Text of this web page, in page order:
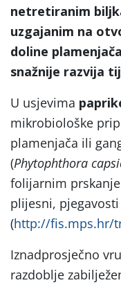
netretiranim
uzgajanim na
doline
snažnije razvija
U usjevima
mikrobiološke
plamenjača ili
(Phytophthora
folijarnim
plijesni,
(http://fis.mps.hr/
Iznadprosječno
razdoblje